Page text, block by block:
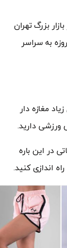
بزرگ تهران
به سراسر
مغازه دار
دارید.
این باره
کنید.